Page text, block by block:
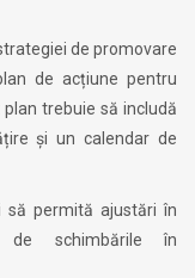
de promovare
de acțiune pentru
trebuie să includă
și un calendar de
să permită ajustări în
schimbările în